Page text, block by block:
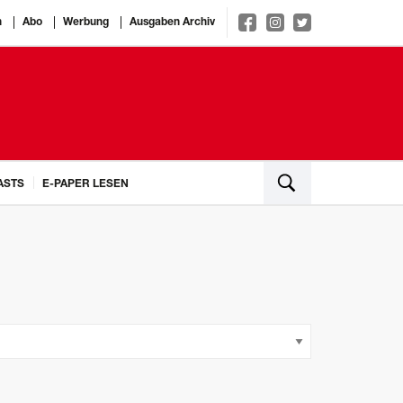
Abo Werbung Ausgaben Archiv
E-PAPER LESEN